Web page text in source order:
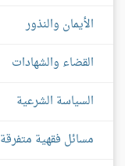
الأيمان والنذور
القضاء والشهادات
السياسة الشرعية
مسائل فقهية متفرقة